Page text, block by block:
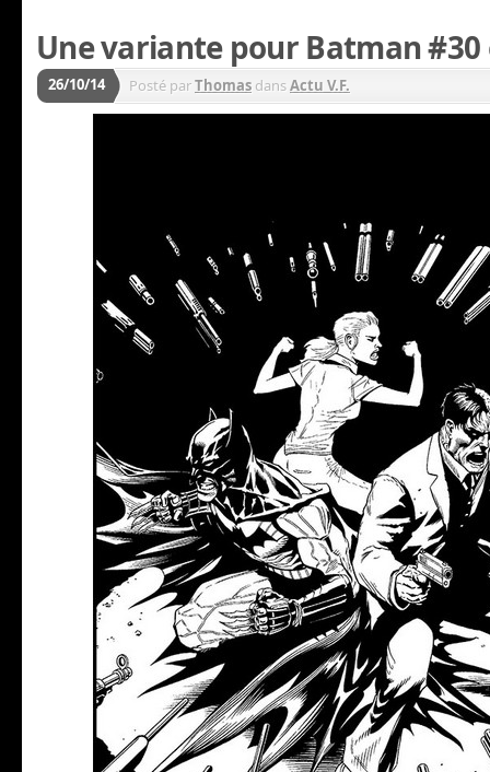
Une variante pour Batman #30
26/10/14 Posté parThomas dansActu V.F.